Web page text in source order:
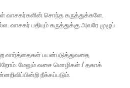
வாசகர்களின் சொந்த கருத்துக்களே.
வாசகர் பதியும் கருத்துக்கு அவரே முழுப்
வார்த்தைகள் பயன்படுத்துவதை
மேலும் வசை மொழிகள் / தகாக்
நீக்கப்படும்.